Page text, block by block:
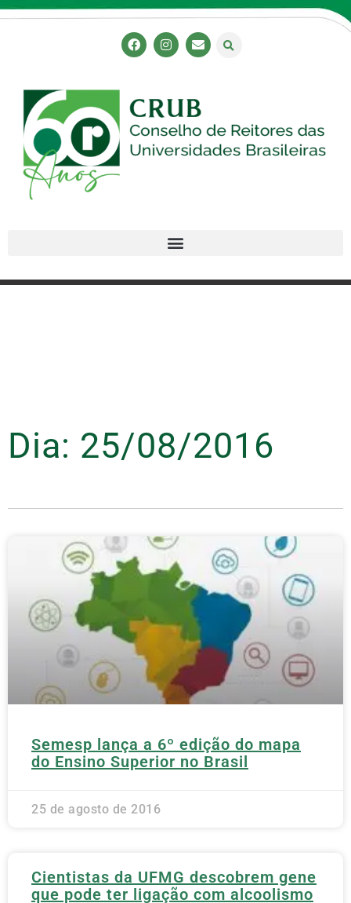
Dia: 25/08/2016
Semesp lança a 6º edição do mapa
do Ensino Superior no Brasil
25 de agosto de 2016
Cientistas da UFMG descobrem gene
que pode ter ligação com alcoolismo